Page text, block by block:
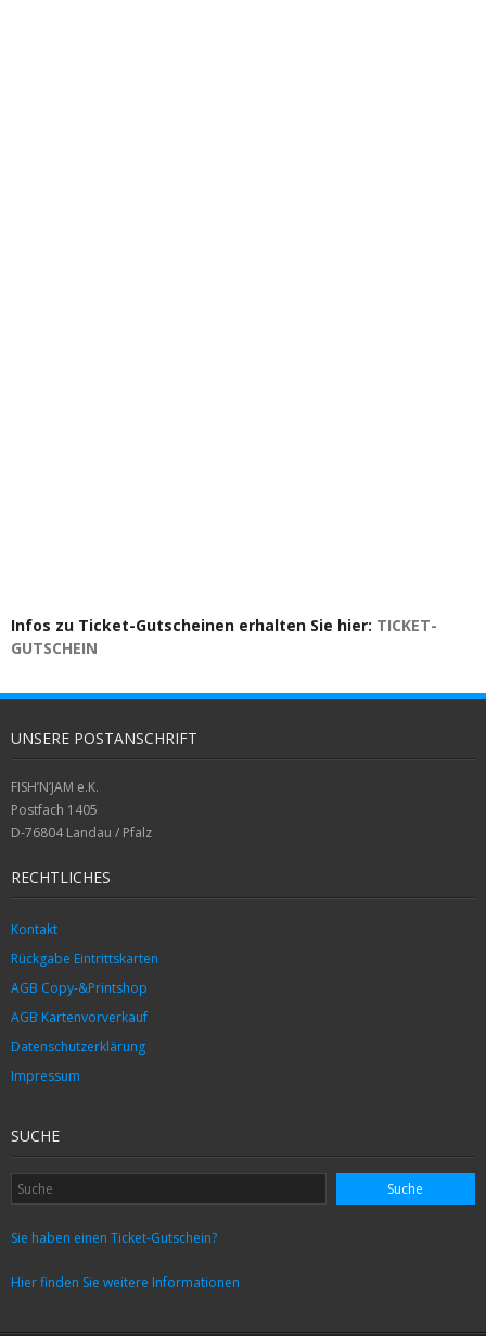
Infos zu Ticket-Gutscheinen erhalten Sie hier: TICKET-
GUTSCHEIN
UNSERE POSTANSCHRIFT
FISH’N’JAM e.K.
Postfach 1405
D-76804 Landau / Pfalz
RECHTLICHES
Kontakt
Rückgabe Eintrittskarten
AGB Copy-&Printshop
AGB Kartenvorverkauf
Datenschutzerklärung
Impressum
SUCHE
Sie haben einen Ticket-Gutschein?
Hier finden Sie weitere Informationen